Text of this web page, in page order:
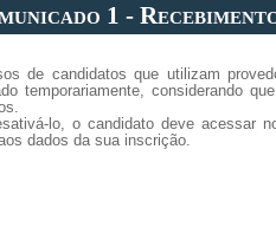
1 -
de candidatos que utilizam
temporariamente, considerando
lo, o candidato deve acessar
dados da sua inscrição.